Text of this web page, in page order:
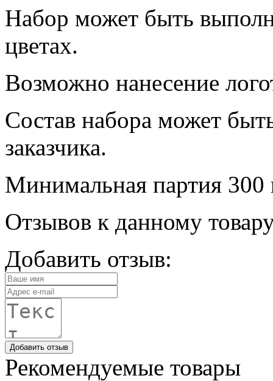
Набор может быть
цветах.
Возможно нанесение
Состав набора может
заказчика.
Минимальная партия 300
Отзывов к данному
Добавить отзыв:
Добавить отзыв
Рекомендуемые товары